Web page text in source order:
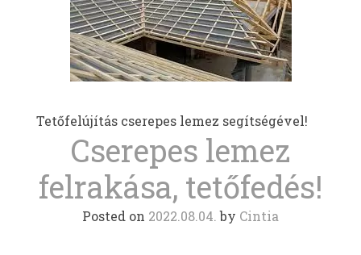
Tetőfelújítás cserepes lemez segítségével!
Cserepes lemez
felrakása, tetőfedés!
Posted on 2022.08.04. by Cintia